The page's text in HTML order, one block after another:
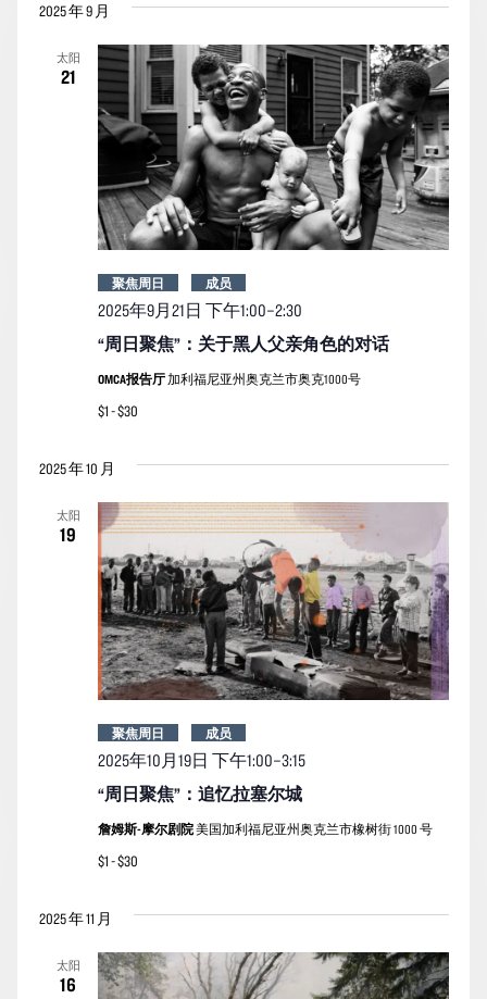
2025 年 9 月
太阳
21
“周日聚焦”：关于黑人父亲角色的对话
2025年9月21日 下午1:00–2:30
聚焦周日 成员
OMCA报告厅加利福尼亚州奥克兰市奥克1000号
$1 - $30
2025 年 10 月
太阳
19
“周日聚焦”：追忆拉塞尔城
2025年10月19日 下午1:00–3:15
聚焦周日 成员
詹姆斯-摩尔剧院美国加利福尼亚州奥克兰市橡树街 1000 号
$1 - $30
2025 年 11 月
太阳
16